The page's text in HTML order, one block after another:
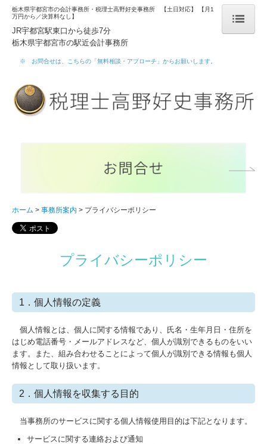
ホーム
事務所概要
メディア等掲載実績
求人情報
リンク集
プライバシーポリシー
相続
起業（会社設立・個人開業）
融資相談（認定支援機関）
税務調査
社外No.2（経営参謀）とは？
所得税確定申告
栃木県宇都宮市の会計事務所・税理士高野好史事務所 【土日対応】 【月1
万円から／決算料なし】
JR宇都宮駅東口から徒歩7分
栃木県宇都宮市の駅近会計事務所
※ お問合せは、こちらの「無料相談・アプローチ」からお願いします
ホーム 事務所案内 プライバシーポリシー
プライバシーポリシー
1．個人情報の定義
個人情報とは、個人に関する情報であり、氏名・生年月日・住所を
はじめ電話番号・メールアドレスなど、個人が識別できるものをいい
ます。また、組み合わせることによって個人が識別できる情報も個人
情報として取り扱います。
2．個人情報を収集する目的
当事務所のサービスに関する個人情報使用目的は下記となります。
サービスに関する連絡および通知